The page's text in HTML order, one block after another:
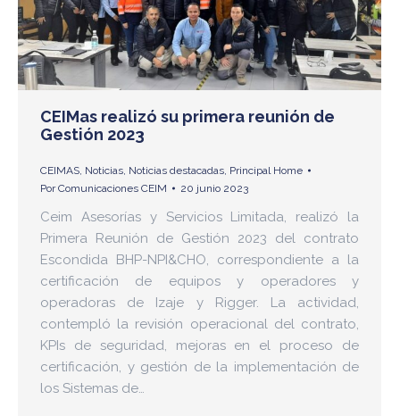
CEIMas realizó su primera reunión de
Gestión 2023
CEIMAS, Noticias, Noticias destacadas, Principal Home
PorComunicaciones CEIM 20 junio 2023
Ceim Asesorías y Servicios Limitada, realizó la
Primera Reunión de Gestión 2023 del contrato
Escondida BHP-NPI&CHO, correspondiente a la
certificación de equipos y operadores y
operadoras de Izaje y Rigger. La actividad,
contempló la revisión operacional del contrato,
KPIs de seguridad, mejoras en el proceso de
certificación, y gestión de la implementación de
los Sistemas de…